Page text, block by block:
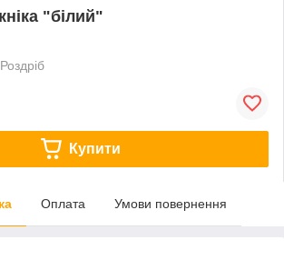
"білий"
Роздріб
Купити
Оплата Умови повернення